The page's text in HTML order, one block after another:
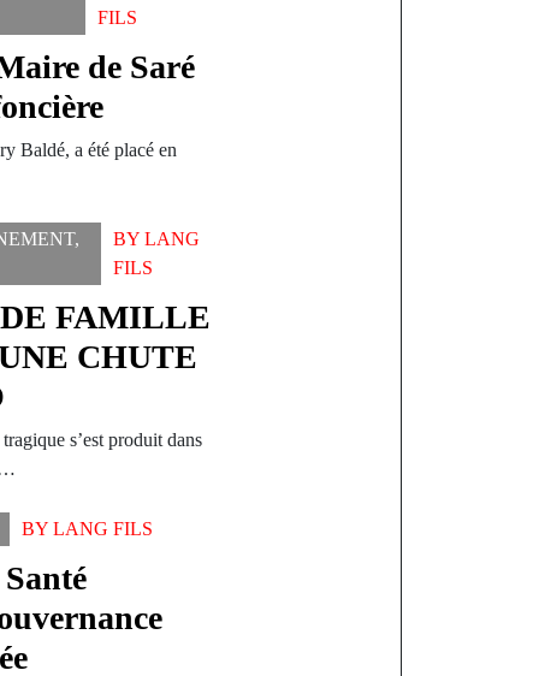
FILS
de Saré
Baldé, a été placé en
,
BY LANG
FILS
FAMILLE
CHUTE
s’est produit dans
BYLANG FILS